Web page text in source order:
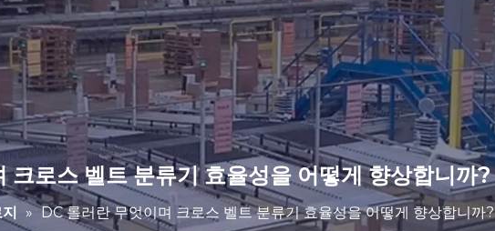
크로스 벨트 분류기 효율성을 어떻게 향상합니까?
» DC 롤러란 무엇이며 크로스 벨트 분류기 효율성을 어떻게 향상합니까?